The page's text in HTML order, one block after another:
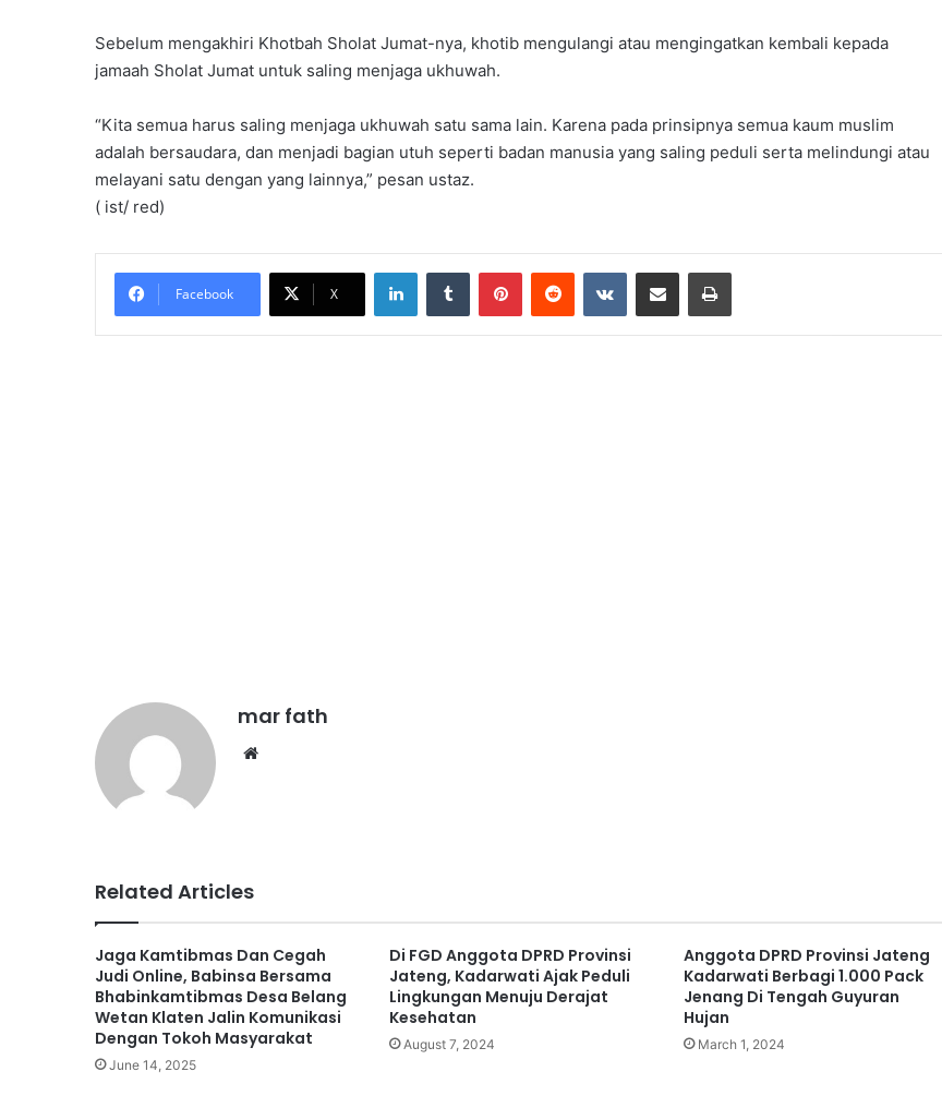
Sebelum mengakhiri Khotbah Sholat Jumat-nya, khotib mengulangi atau mengingatkan kembali kepada
jamaah Sholat Jumat untuk saling menjaga ukhuwah.
“Kita semua harus saling menjaga ukhuwah satu sama lain. Karena pada prinsipnya semua kaum muslim
adalah bersaudara, dan menjadi bagian utuh seperti badan manusia yang saling peduli serta melindungi atau
melayani satu dengan yang lainnya,” pesan ustaz.
( ist/ red)
Facebook X
mar fath
Related Articles
Jaga Kamtibmas Dan Cegah
Judi Online, Babinsa Bersama
Bhabinkamtibmas Desa Belang
Wetan Klaten Jalin Komunikasi
Dengan Tokoh Masyarakat
June 14, 2025
Di FGD Anggota DPRD Provinsi
Jateng, Kadarwati Ajak Peduli
Lingkungan Menuju Derajat
Kesehatan
August 7, 2024
Anggota DPRD Provinsi Jateng
Kadarwati Berbagi 1.000 Pack
Jenang Di Tengah Guyuran
Hujan
March 1, 2024